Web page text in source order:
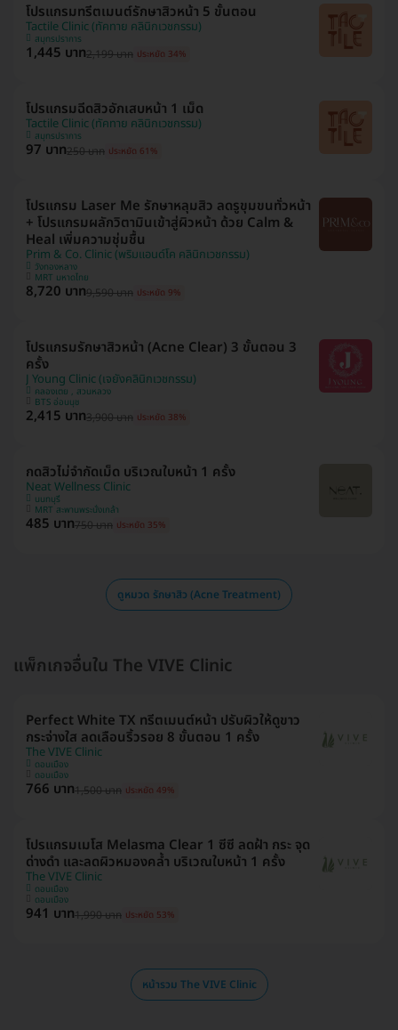
โปรแกรมทรีตเมนต์รักษาสิวหน้า 5 ขั้นตอน
Tactile Clinic (ทัคทาย คลินิกเวชกรรม)
สมุทรปราการ
1,445 บาท2,199 บาท ประหยัด 34%
โปรแกรมฉีดสิวอักเสบหน้า 1 เม็ด
Tactile Clinic (ทัคทาย คลินิกเวชกรรม)
สมุทรปราการ
97 บาท250 บาท ประหยัด 61%
โปรแกรม Laser Me รักษาหลุมสิว ลดรูขุมขนทั่วหน้า
+ โปรแกรมผลักวิตามินเข้าสู่ผิวหน้า ด้วย Calm &
Heal เพิ่มความชุ่มชื้น
Prim & Co. Clinic (พริมแอนด์โค คลินิกเวชกรรม)
วังทองหลาง
MRT มหาดไทย
8,720 บาท9,590 บาท ประหยัด 9%
โปรแกรมรักษาสิวหน้า (Acne Clear) 3 ขั้นตอน 3
ครั้ง
J Young Clinic (เจยังคลินิกเวชกรรม)
คลองเตย , สวนหลวง
BTS อ่อนนุช
2,415 บาท3,900 บาท ประหยัด 38%
กดสิวไม่จำกัดเม็ด บริเวณใบหน้า 1 ครั้ง
Neat Wellness Clinic
นนทบุรี
MRT สะพานพระนั่งเกล้า
485 บาท750 บาท ประหยัด 35%
ดูหมวด รักษาสิว (Acne Treatment)
แพ็กเกจอื่นใน The VIVE Clinic
Perfect White TX ทรีตเมนต์หน้า ปรับผิวให้ดูขาว
กระจ่างใส ลดเลือนริ้วรอย 8 ขั้นตอน 1 ครั้ง
The VIVE Clinic
ดอนเมือง
ดอนเมือง
766 บาท1,500 บาท ประหยัด 49%
โปรแกรมเมโส Melasma Clear 1 ซีซี ลดฝ้า กระ จุด
ด่างดำ และลดผิวหมองคล้ำ บริเวณใบหน้า 1 ครั้ง
The VIVE Clinic
ดอนเมือง
ดอนเมือง
941 บาท1,990 บาท ประหยัด 53%
หน้ารวม The VIVE Clinic